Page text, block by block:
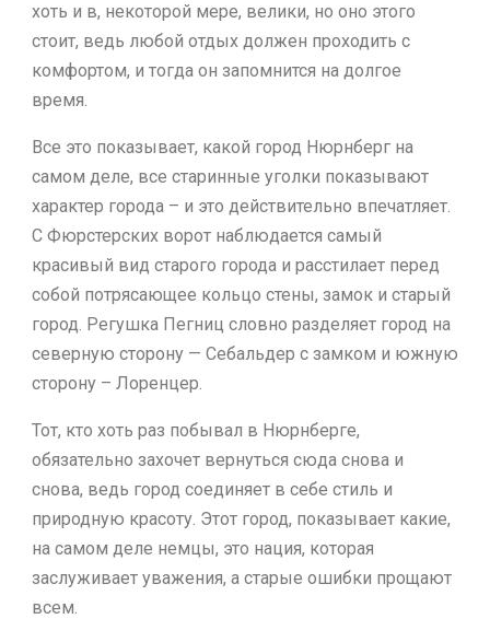
хоть и в, некоторой мере, велики, но оно этого
стоит, ведь любой отдых должен проходить с
комфортом, и тогда он запомнится на долгое
время.
Все это показывает, какой город Нюрнберг на
самом деле, все старинные уголки показывают
характер города – и это действительно впечатляет.
С Фюрстерских ворот наблюдается самый
красивый вид старого города и расстилает перед
собой потрясающее кольцо стены, замок и старый
город. Регушка Пегниц словно разделяет город на
северную сторону — Себальдер с замком и южную
сторону – Лоренцер.
Тот, кто хоть раз побывал в Нюрнберге,
обязательно захочет вернуться сюда снова и
снова, ведь город соединяет в себе стиль и
природную красоту. Этот город, показывает какие,
на самом деле немцы, это нация, которая
заслуживает уважения, а старые ошибки прощают
всем.